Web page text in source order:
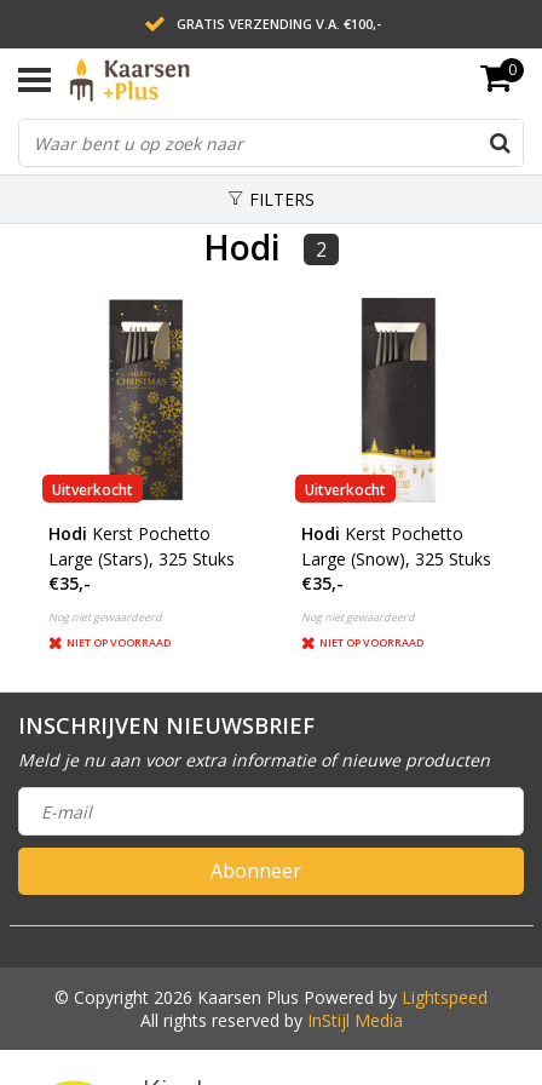
GRATIS VERZENDING V.A. €100,-
LEVERING BINNEN 2 WERKDAGEN
ACHTERAF BETALEN VIA AFTERPAY
0
FILTERS
Hodi 2
Uitverkocht
Hodi Kerst Pochetto
Large (Stars), 325 Stuks
€35,-
Nog niet gewaardeerd
NIET OP VOORRAAD
Uitverkocht
Hodi Kerst Pochetto
Large (Snow), 325 Stuks
€35,-
Nog niet gewaardeerd
NIET OP VOORRAAD
INSCHRIJVEN NIEUWSBRIEF
Meld je nu aan voor extra informatie of nieuwe producten
Abonneer
© Copyright 2026 Kaarsen Plus Powered by Lightspeed
All rights reserved by InStijl Media